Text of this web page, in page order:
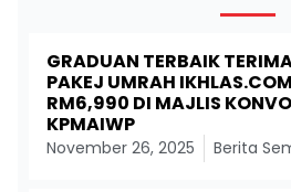
GRADUAN TERBAIK
PAKEJ UMRAH
RM6,990 DI MAJLIS
KPMAIWP
November 26, 2025 Berita